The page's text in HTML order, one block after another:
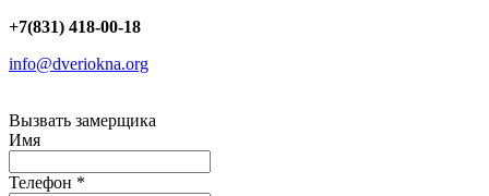
+7(831) 418-00-18
info@dveriokna.org
Вызвать замерщика
Имя
Телефон *